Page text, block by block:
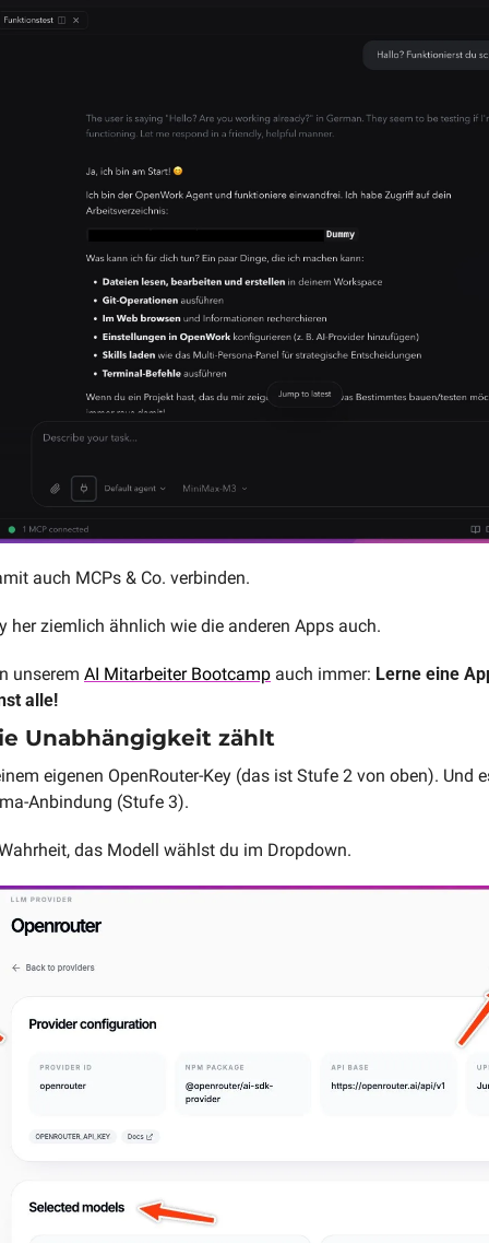
auch MCPs & Co. verbinden.
her ziemlich ähnlich wie die anderen Apps auch.
unserem AI Mitarbeiter Bootcamp auch immer: Lerne eine
alle!
Unabhängigkeit zählt
eigenen OpenRouter-Key (das ist Stufe 2 von oben). Und
Anbindung (Stufe 3).
das Modell wählst du im Dropdown.